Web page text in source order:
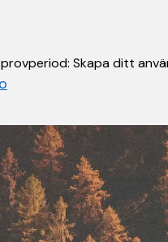
Skapa ditt